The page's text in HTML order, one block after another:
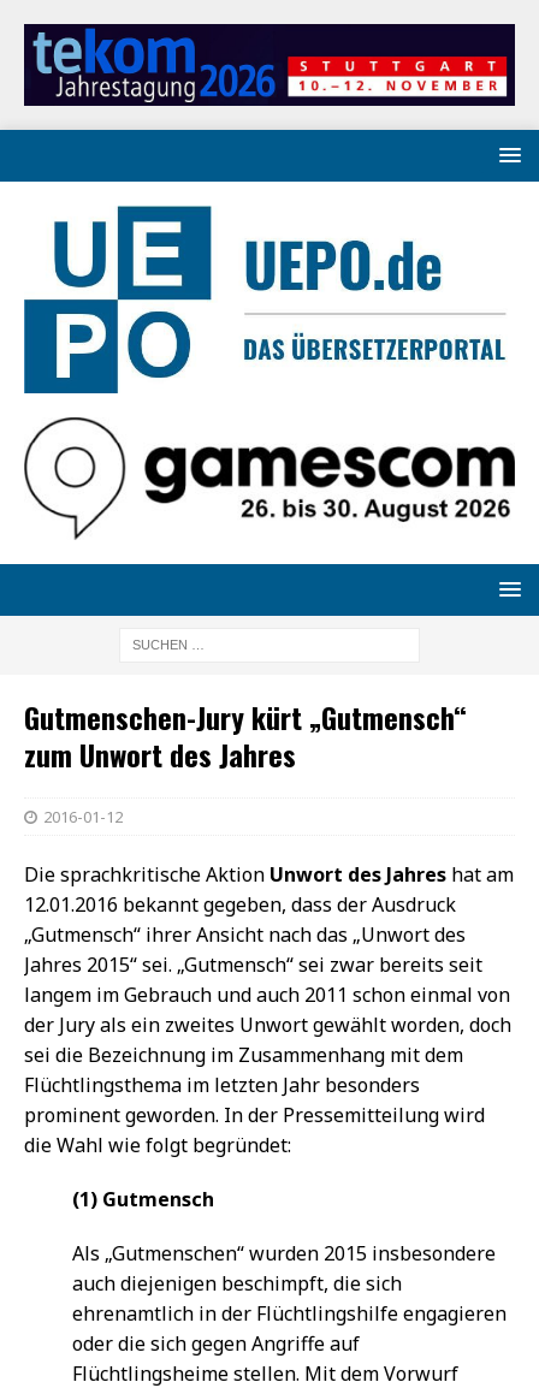
Gutmenschen-Jury kürt „Gutmensch“
zum Unwort des Jahres
2016-01-12
Die sprachkritische Aktion Unwort des Jahres hat am
12.01.2016 bekannt gegeben, dass der Ausdruck
„Gutmensch“ ihrer Ansicht nach das „Unwort des
Jahres 2015“ sei. „Gutmensch“ sei zwar bereits seit
langem im Gebrauch und auch 2011 schon einmal von
der Jury als ein zweites Unwort gewählt worden, doch
sei die Bezeichnung im Zusammenhang mit dem
Flüchtlingsthema im letzten Jahr besonders
prominent geworden. In der Pressemitteilung wird
die Wahl wie folgt begründet:
(1) Gutmensch
Als „Gutmenschen“ wurden 2015 insbesondere
auch diejenigen beschimpft, die sich
ehrenamtlich in der Flüchtlingshilfe engagieren
oder die sich gegen Angriffe auf
Flüchtlingsheime stellen. Mit dem Vorwurf